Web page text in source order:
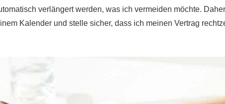
verlängert werden, was ich vermeiden möchte. Daher
Kalender und stelle sicher, dass ich meinen Vertrag